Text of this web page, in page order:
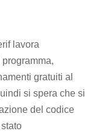
lavora
gratuiti al
si spera che si
del codice